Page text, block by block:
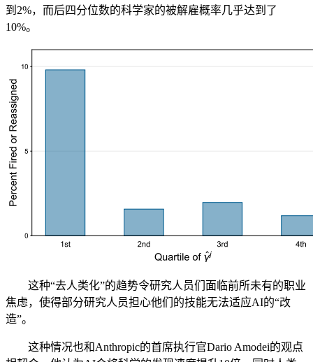
到2%，而后四分位数的科学家的被解雇概率几乎达到了
10%。
这种“去人类化”的趋势令研究人员们面临前所未有的职业
焦虑，使得部分研究人员担心他们的技能无法适应AI的“改
造”。
这种情况也和Anthropic的首席执行官Dario Amodei的观点